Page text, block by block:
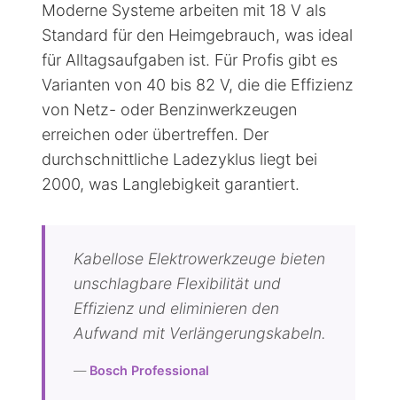
Moderne Systeme arbeiten mit 18 V als
Standard für den Heimgebrauch, was ideal
für Alltagsaufgaben ist. Für Profis gibt es
Varianten von 40 bis 82 V, die die Effizienz
von Netz- oder Benzinwerkzeugen
erreichen oder übertreffen. Der
durchschnittliche Ladezyklus liegt bei
2000, was Langlebigkeit garantiert.
Kabellose Elektrowerkzeuge bieten
unschlagbare Flexibilität und
Effizienz und eliminieren den
Aufwand mit Verlängerungskabeln.
— Bosch Professional